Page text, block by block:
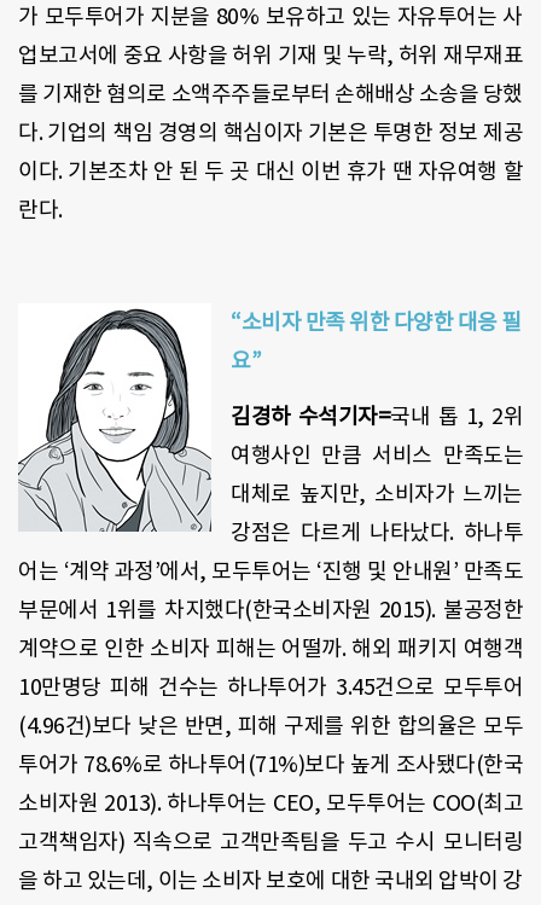
가 모두투어가 지분을 80% 보유하고 있는 자유투어는 사
업보고서에 중요 사항을 허위 기재 및 누락, 허위 재무재표
를 기재한 혐의로 소액주주들로부터 손해배상 소송을 당했
다. 기업의 책임 경영의 핵심이자 기본은 투명한 정보 제공
이다. 기본조차 안 된 두 곳 대신 이번 휴가 땐 자유여행 할
란다.
“소비자 만족 위한 다양한 대응 필
요”
김경하 수석기자=국내 톱 1, 2위
여행사인 만큼 서비스 만족도는
대체로 높지만, 소비자가 느끼는
강점은 다르게 나타났다. 하나투
어는 ‘계약 과정’에서, 모두투어는 ‘진행 및 안내원’ 만족도
부문에서 1위를 차지했다(한국소비자원 2015). 불공정한
계약으로 인한 소비자 피해는 어떨까. 해외 패키지 여행객
10만명당 피해 건수는 하나투어가 3.45건으로 모두투어
(4.96건)보다 낮은 반면, 피해 구제를 위한 합의율은 모두
투어가 78.6%로 하나투어(71%)보다 높게 조사됐다(한국
소비자원 2013). 하나투어는 CEO, 모두투어는 COO(최고
고객책임자) 직속으로 고객만족팀을 두고 수시 모니터링
을 하고 있는데, 이는 소비자 보호에 대한 국내외 압박이 강